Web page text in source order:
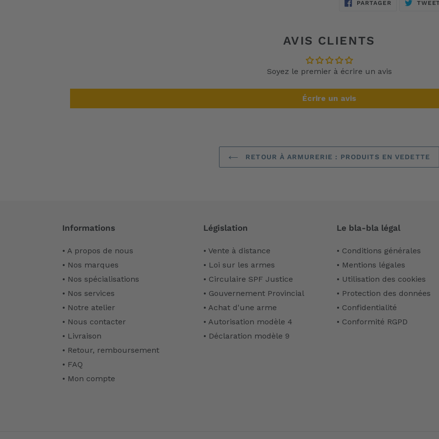
PARTAGERPARTAGER
AVIS CLIENTS
Soyez le premier à écrire un avis
Écrire un avis
RETOUR À ARMURERIE : PRODUITS EN VEDETTE
Informations
• A propos de nous
• Nos marques
• Nos spécialisations
• Nos services
• Notre atelier
• Nous contacter
• Livraison
• Retour, remboursement
• FAQ
• Mon compte
Législation
• Vente à distance
• Loi sur les armes
• Circulaire SPF Justice
• Gouvernement Provincial
• Achat d'une arme
• Autorisation modèle 4
• Déclaration modèle 9
Le bla-bla légal
• Conditions générales
• Mentions légales
• Utilisation des cookies
• Protection des données
• Confidentialité
• Conformité RGPD